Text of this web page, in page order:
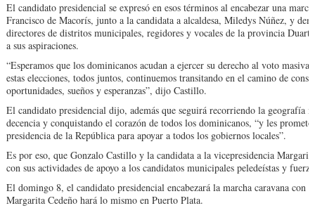
El candidato presidencial se expresó en esos términos al encabezar una
Francisco de Macorís, junto a la candidata a alcaldesa, Miledys Núñez, y
directores de distritos municipales, regidores y vocales de la provincia
a sus aspiraciones.
“Esperamos que los dominicanos acudan a ejercer su derecho al voto
estas elecciones, todos juntos, continuemos transitando en el camino de
oportunidades, sueños y esperanzas”, dijo Castillo.
El candidato presidencial dijo, además que seguirá recorriendo la geografía
decencia y conquistando el corazón de todos los dominicanos, “y les
presidencia de la República para apoyar a todos los gobiernos locales”.
Es por eso, que Gonzalo Castillo y la candidata a la vicepresidencia
con sus actividades de apoyo a los candidatos municipales peledeístas y
El domingo 8, el candidato presidencial encabezará la marcha caravana con
Margarita Cedeño hará lo mismo en Puerto Plata.